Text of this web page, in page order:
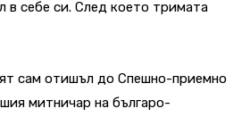
в себе си. След което тримата
сам отишъл до Спешно-приемно
митничар на българо-